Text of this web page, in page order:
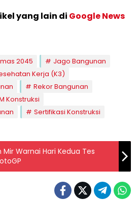
yang lain di Google News
2045
Jago Bangunan
Kerja (K3)
Rekor Bangunan
Konstruksi
Sertifikasi Konstruksi
Warnai Hari Kedua Tes